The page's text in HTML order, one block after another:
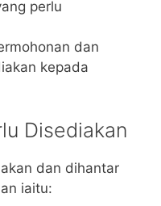
perlu
dan
kepada
Disediakan
dan dihantar
iaitu: